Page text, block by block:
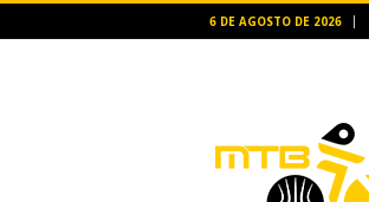
6 DE AGOSTO DE 2026